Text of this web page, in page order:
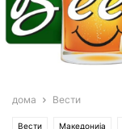
дома Вести
Вести Македонија